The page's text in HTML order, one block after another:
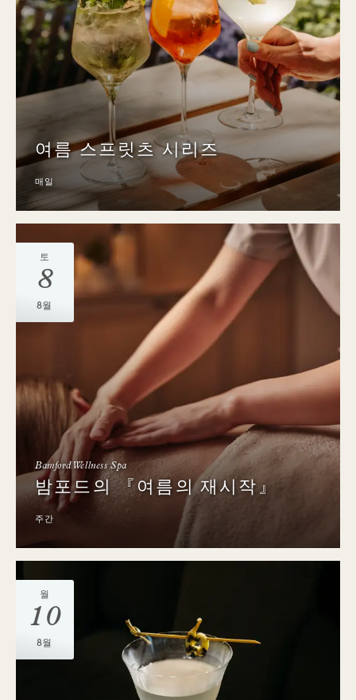
여름 스프릿츠 시리즈
매일
토
8
8월
Bamford Wellness Spa
밤포드의 『여름의 재시작』
주간
월
10
8월